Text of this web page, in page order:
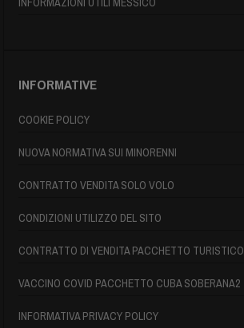
INFORMATIVE
COOKIE POLICY
NUOVA NORMATIVA SUI MINORENNI
CONTRATTO VENDITA SOLO VOLO
CONDIZIONI UTILIZZO DEL SITO
CONTRATTO DI VENDITA PACCHETTO TURISTICO
VACCINO COVID PACCHETTO CUBA SOBERANA2
INFORMATIVA PRIVACY POLICY